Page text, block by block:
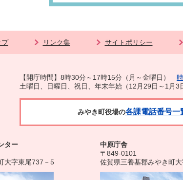
プ リンク集 サイトポリシー
【開庁時間】8時30分～17時15分（月～金曜日）
土曜日、日曜日、祝日、年末年始（12月29日～1月3
みやき町役場の各課電話番号一
ター
大字東尾737－5
中原庁舎
〒849-0101
佐賀県三養基郡みやき町